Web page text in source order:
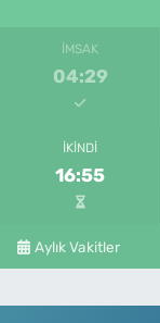
İMSAK
04:29
İKINDI
16:55
Aylık Vakitler